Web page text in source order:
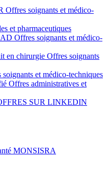
Offres soignants et médico-
et pharmaceutiques
Offres soignants et médico-
en chirurgie Offres soignants
soignants et médico-techniques
Offres administratives et
SUR LINKEDIN
MONSISRA